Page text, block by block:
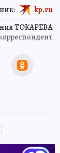
ТОКАРЕВА
kp.ru